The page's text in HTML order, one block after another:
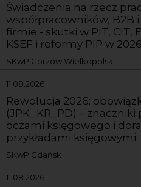
Świadczenia na rzecz
współpracowników, B2B
firmie - skutki w PIT, CIT,
KSEF i reformy PIP w 2026
SKwP Gorzów Wielkopolski
11.08.2026
Rewolucja 2026:
(JPK_KR_PD) –
oczami księgowego i
przykładami księgowymi
SKwP Gdańsk
11.08.2026